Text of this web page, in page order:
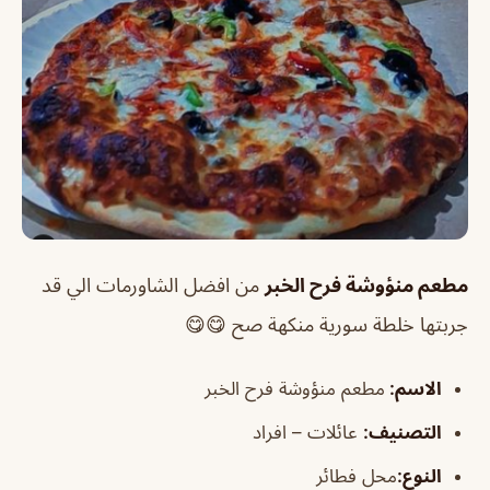
مطعم منؤوشة فرح الخبر من افضل الشاورمات الي قد
جربتها خلطة سورية منكهة صح 😋😋
الاسم: مطعم منؤوشة فرح الخبر
التصنيف: عائلات – افراد
النوع:محل فطائر